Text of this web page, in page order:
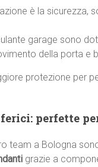
è la sicurezza,
garage sono
della porta e
protezione per
perfette
team a Bologna
grazie a